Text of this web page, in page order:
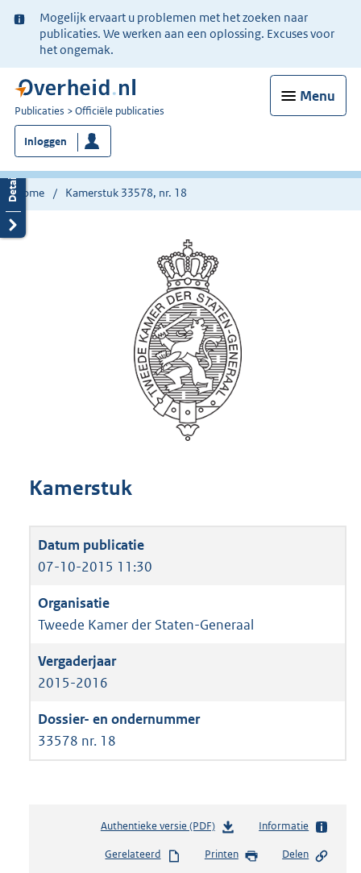
Ter
informatie:
Mogelijk ervaart u problemen met het zoeken naar
publicaties. We werken aan een oplossing. Excuses voor
het ongemak.
Menu
U
bent
nu
hier:
Publicaties Officiële publicaties
Inloggen
Home Kamerstuk 33578, nr. 18
Kamerstuk
07-10-2015 11:30
Tweede Kamer der Staten-Generaal
2015-2016
33578 nr. 18
Authentieke versie (PDF)b
s
Informatie
Gerelateerd Printen Delen